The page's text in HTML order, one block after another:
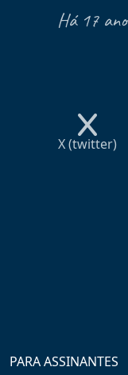
Há 17
X (twitter)
PARA ASSINANTES